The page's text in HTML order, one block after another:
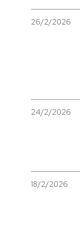
26/2/2026
24/2/2026
18/2/2026